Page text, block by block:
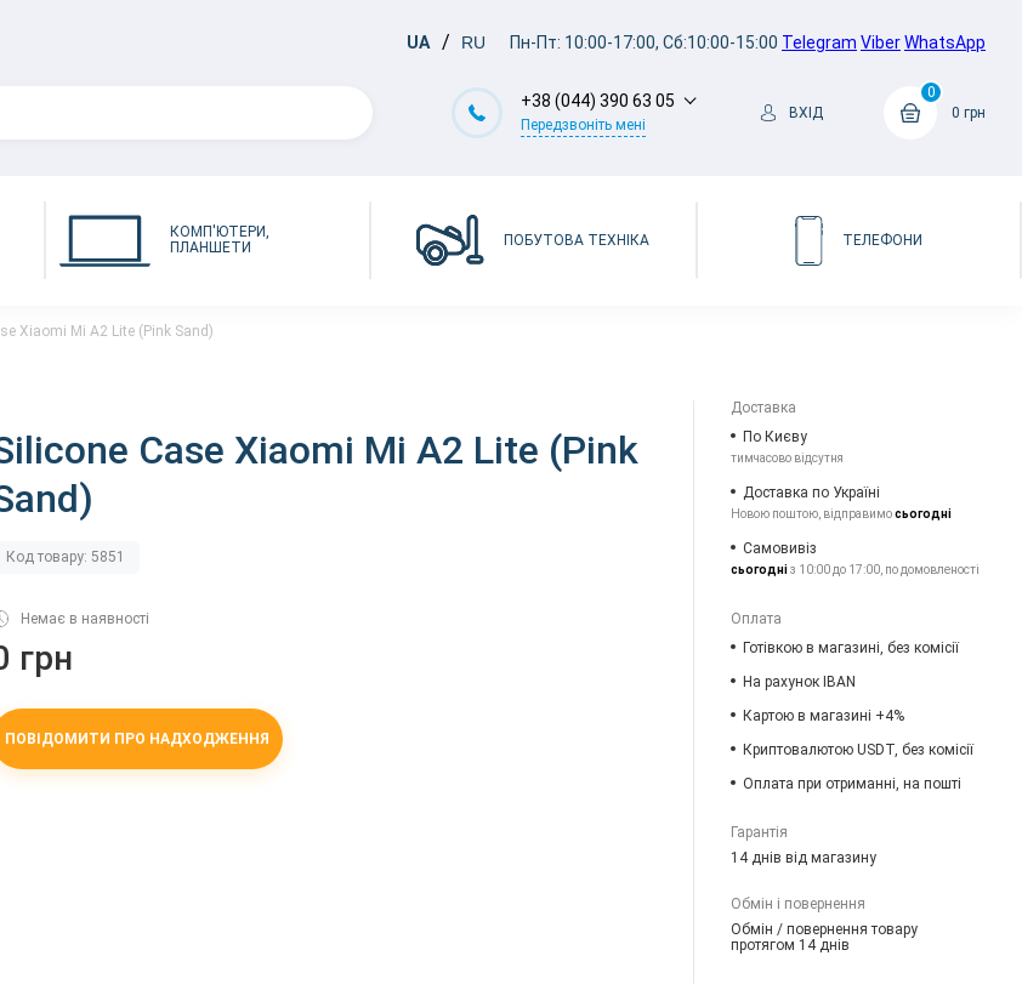
UA RU Пн-Пт: 10:00-17:00, Сб:10:00-15:00 Telegram ViberWhatsApp
+38 (044) 390 63 05
Передзвоніть мені
ВХІД
0
0 грн
КОМП'ЮТЕРИ,
ПЛАНШЕТИ
ПОБУТОВА ТЕХНІКА ТЕЛЕФОНИ
Xiaomi Mi A2 Lite (Pink Sand)
Case Xiaomi Mi A2 Lite (Pink
Код товару: 5851
Немає в наявності
грн
ПОВІДОМИТИ ПРО НАДХОДЖЕННЯ
Доставка
По Києву
тимчасово відсутня
Доставка по Україні
Новою поштою, відправимосьогодні
Самовивіз
сьогодніз 10:00 до 17:00, по домовленості
Оплата
Готівкою в магазині, без комісії
На рахунок IBAN
Картою в магазині +4%
Криптовалютою USDT, без комісії
Оплата при отриманні, на пошті
Гарантія
14 днів від магазину
Обмін і повернення
Обмін / повернення товару
протягом 14 днів